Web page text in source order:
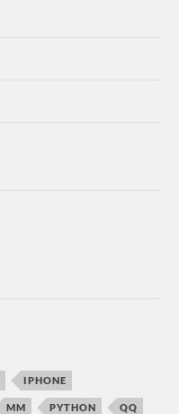
IPHONE
MM PYTHON QQ